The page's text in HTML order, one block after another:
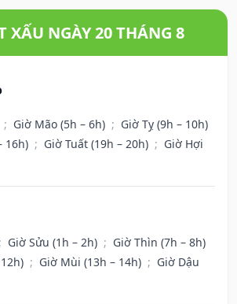
XẤU NGÀY 20 THÁNG 8
; Giờ Mão (5h – 6h) ; Giờ Tỵ (9h – 10h)
16h) ; Giờ Tuất (19h – 20h) ; Giờ Hợi
; Giờ Sửu (1h – 2h) ; Giờ Thìn (7h – 8h)
; Giờ Mùi (13h – 14h) ; Giờ Dậu